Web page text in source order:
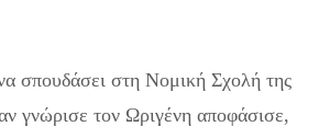
σπουδάσει στη Νομική Σχολή της
γνώρισε τον Ωριγένη αποφάσισε,